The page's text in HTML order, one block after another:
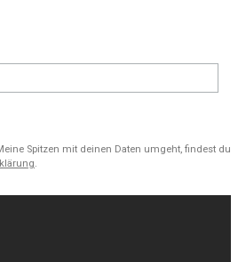
Spitzen mit deinen Daten umgeht, findest du
.